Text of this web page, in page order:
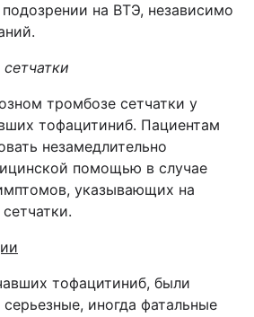
на ВТЭ, независимо
тромбозе сетчатки у
тофацитиниб. Пациентам
незамедлительно
помощью в случае
указывающих на
тофацитиниб, были
иногда фатальные